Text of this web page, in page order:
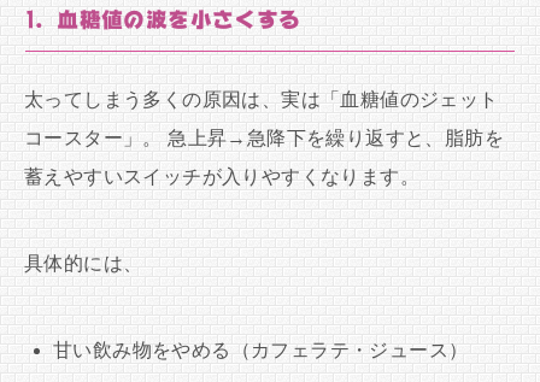
1. 血糖値の波を小さくする
太ってしまう多くの原因は、実は「血糖値のジェット
コースター」。 急上昇→急降下を繰り返すと、脂肪を
蓄えやすいスイッチが入りやすくなります。
具体的には、
甘い飲み物をやめる（カフェラテ・ジュース）